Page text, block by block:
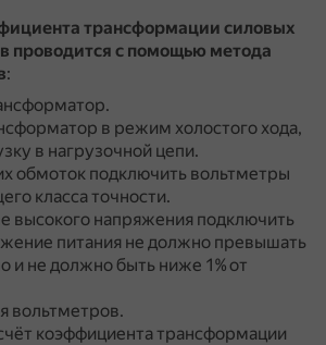
трансформации силовых
проводится с помощью метода
:
в режим холостого хода,
в нагрузочной цепи.
обмоток подключить вольтметры
класса точности.
высокого напряжения подключить
питания не должно превышать
и не должно быть ниже 1% от
вольтметров.
коэффициента трансформации